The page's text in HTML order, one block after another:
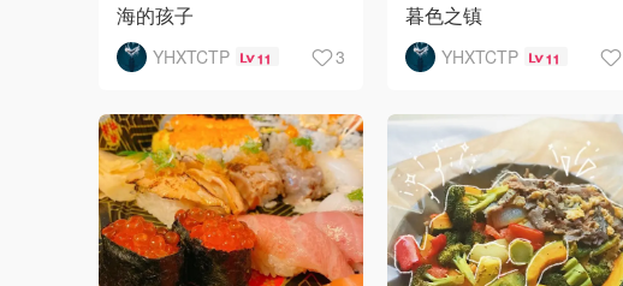
海的孩子
YHXTCTP 11 3
暮色之镇
YHXTCTP 11